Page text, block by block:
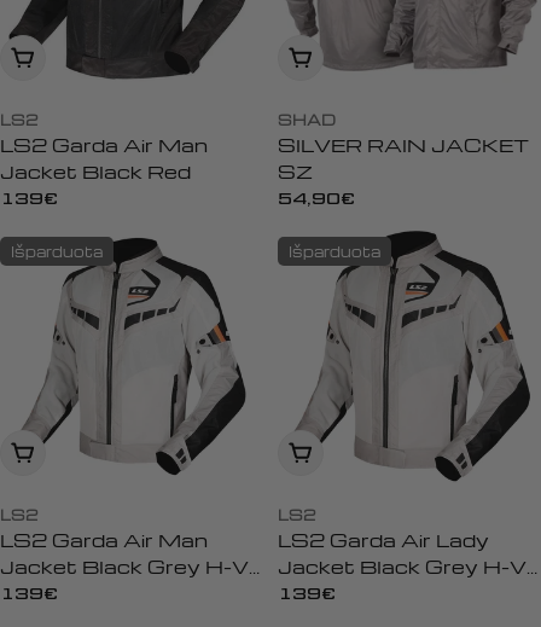
Įdėti į krepšelį
LS2
LS2 Garda Air Man
Jacket Black Red
Įprasta
139€
Peržiūrėti
SHAD
SILVER RAIN JACKET
SZ
Įprasta
54,90€
Išparduota
Peržiūrėti
LS2
LS2 Garda Air Man
Jacket Black Grey H-V
Orange
Įprasta
139€
Išparduota
Peržiūrėti
LS2
LS2 Garda Air Lady
Jacket Black Grey H-V
Orange
Įprasta
139€